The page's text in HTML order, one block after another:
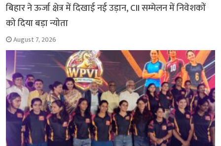
बिहार ने ऊर्जा क्षेत्र में दिखाई नई उड़ान, CII सम्मेलन में निवेशकों
को दिया बड़ा न्योता
August 7, 2026